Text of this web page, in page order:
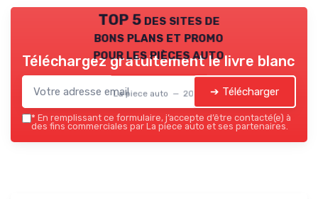
TOP 5 des sites de
bons plans et promo
pour les pièces auto
La piece auto — 2026
Téléchargez gratuitement le livre blanc
➔ Télécharger
* En remplissant ce formulaire, j’accepte d’être contacté(e) à
des fins commerciales par La piece auto et ses partenaires.